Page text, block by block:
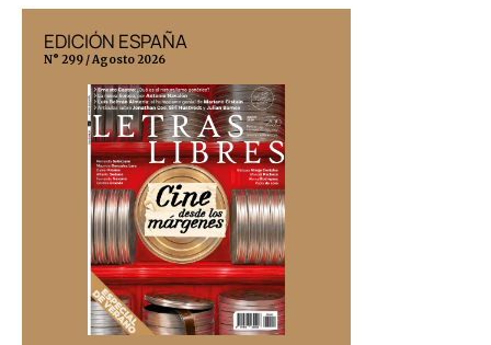
EDICIÓN ESPAÑA
N° 299 / Agosto 2026